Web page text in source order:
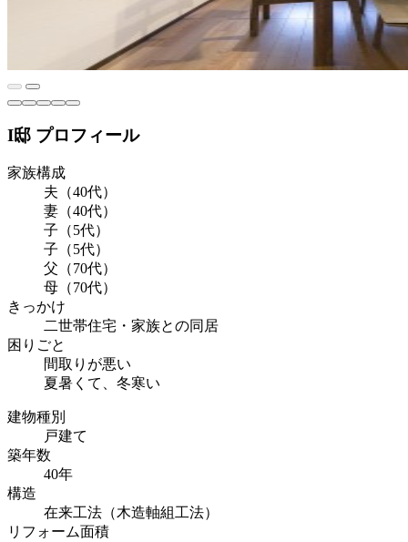
I邸 プロフィール
家族構成
夫（40代）
妻（40代）
子（5代）
子（5代）
父（70代）
母（70代）
きっかけ
二世帯住宅・家族との同居
困りごと
間取りが悪い
夏暑くて、冬寒い
建物種別
戸建て
築年数
40年
構造
在来工法（木造軸組工法）
リフォーム面積